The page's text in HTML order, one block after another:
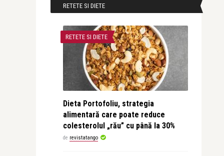
RETETE SI DIETE
RETETE SI DIETE
Dieta Portofoliu, strategia
alimentară care poate reduce
colesterolul „rău” cu până la 30%
de revistatango